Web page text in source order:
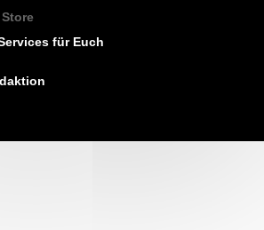
für Euch